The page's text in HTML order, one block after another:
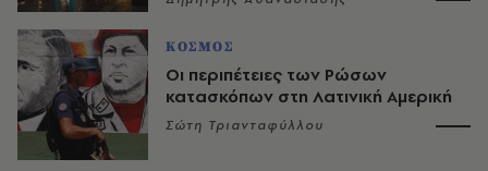
ΚΟΣΜΟΣ
Οι περιπέτειες των Ρώσων
κατασκόπων στη Λατινική Αμερική
Σώτη Τριανταφύλλου